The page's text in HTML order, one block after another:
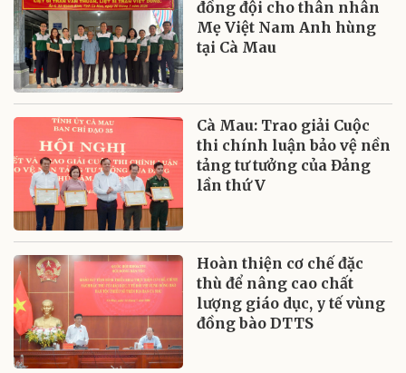
đồng đội cho thân nhân
Mẹ Việt Nam Anh hùng
tại Cà Mau
Cà Mau: Trao giải Cuộc
thi chính luận bảo vệ nền
tảng tư tưởng của Đảng
lần thứ V
Hoàn thiện cơ chế đặc
thù để nâng cao chất
lượng giáo dục, y tế vùng
đồng bào DTTS